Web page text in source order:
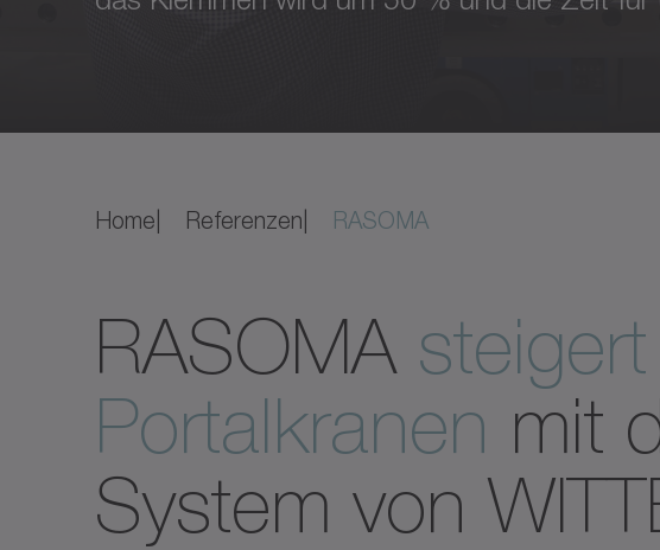
Home Referenzen RASOMA
RASOMA
Portalkranen mit
System von